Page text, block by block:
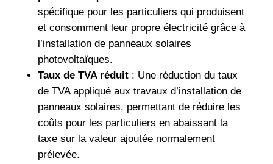
spécifique pour les particuliers qui produisent
et consomment leur propre électricité grâce à
l’installation de panneaux solaires
photovoltaïques.
Taux de TVA réduit: Une réduction du taux
de TVA appliqué aux travaux d’installation de
panneaux solaires, permettant de réduire les
coûts pour les particuliers en abaissant la
taxe sur la valeur ajoutée normalement
prélevée.